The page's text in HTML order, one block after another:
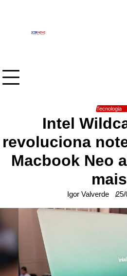
Tecnologia
Intel
revoluciona
Macbook Neo
mais
Igor Valverde 25/